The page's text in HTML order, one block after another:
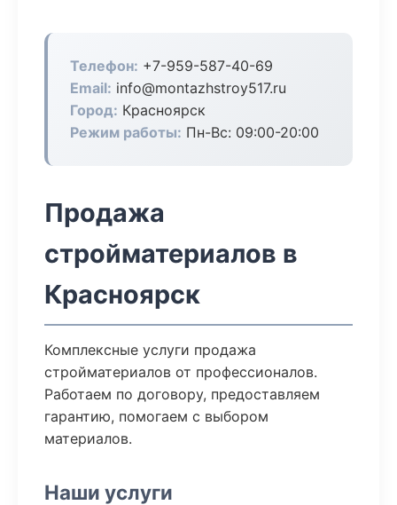
Телефон: +7-959-587-40-69
Email: info@montazhstroy517.ru
Город: Красноярск
Режим работы: Пн-Вс: 09:00-20:00
Продажа
стройматериалов в
Красноярск
Комплексные услуги продажа
стройматериалов от профессионалов.
Работаем по договору, предоставляем
гарантию, помогаем с выбором
материалов.
Наши услуги